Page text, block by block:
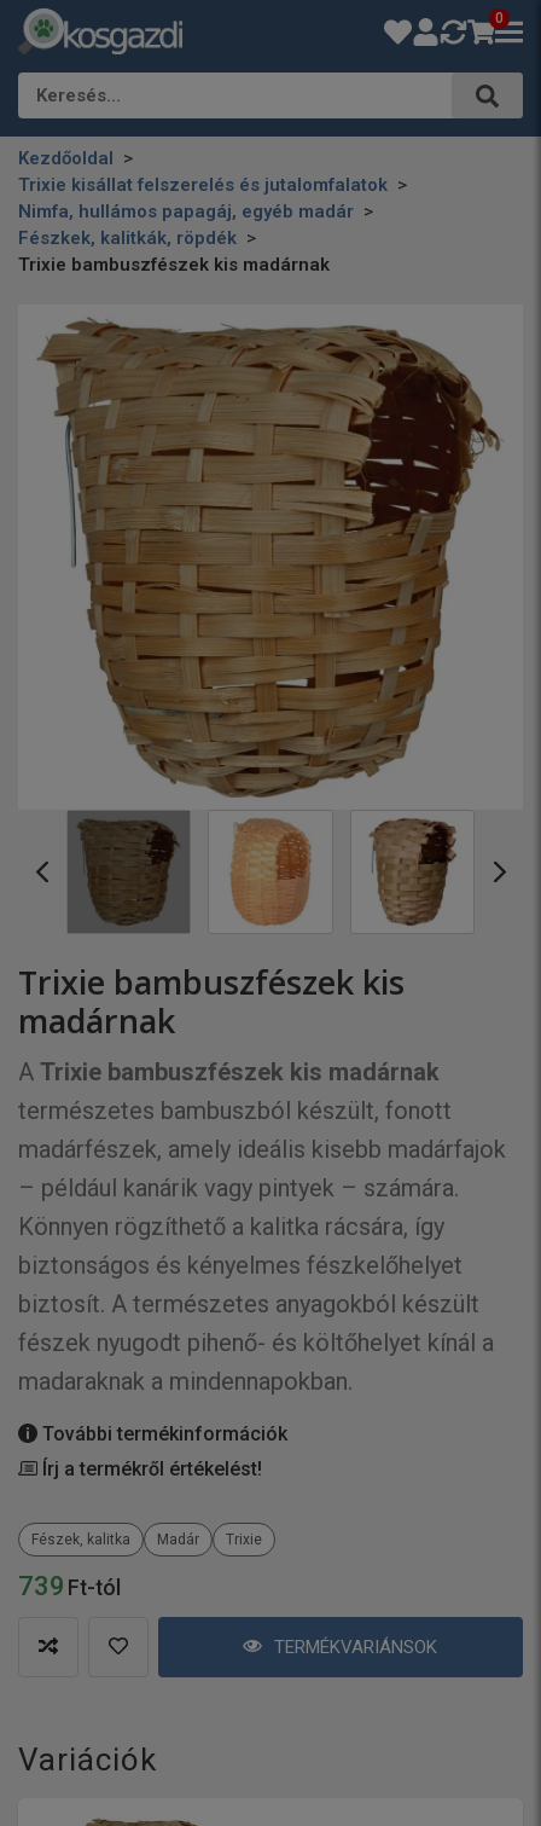
0
Keresés…
Kezdőoldal
Trixie kisállat felszerelés és jutalomfalatok
Nimfa, hullámos papagáj, egyéb madár
Fészkek, kalitkák, röpdék
Trixie bambuszfészek kis madárnak
Trixie bambuszfészek kis
madárnak
739 Ft-tól
TERMÉKVARIÁNSOK
A Trixie bambuszfészek kis madárnak
természetes bambuszból készült, fonott
madárfészek, amely ideális kisebb madárfajok
– például kanárik vagy pintyek – számára.
Könnyen rögzíthető a kalitka rácsára, így
biztonságos és kényelmes fészkelőhelyet
biztosít. A természetes anyagokból készült
fészek nyugodt pihenő- és költőhelyet kínál a
madaraknak a mindennapokban.
További termékinformációk
Írj a termékről értékelést!
Fészek, kalitka Madár Trixie
Variációk